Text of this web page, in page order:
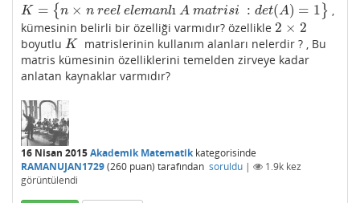
K = {n × n reel elemanlı A matrisi : det(A) = 1 }
K= n× n ree el emanlı A matri si : det(A)=1}
kümesinin belirli bir özelliği varmıdır? özellikle 2 × 2
2 ×2
boyutlu K
K
matrislerinin kullanım alanları nelerdir ? , Bu
matris kümesinin özelliklerini temelden zirveye kadar
anlatan kaynaklar varmıdır?
16 Nisan 2015Akademik Matematikkategorisinde
RAMANUJAN1729(260 puan) tarafından soruldu | 1.9k kez
görüntülendi